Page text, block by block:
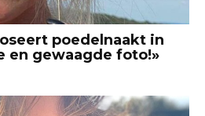
poedelnaakt in
en gewaagde foto!»